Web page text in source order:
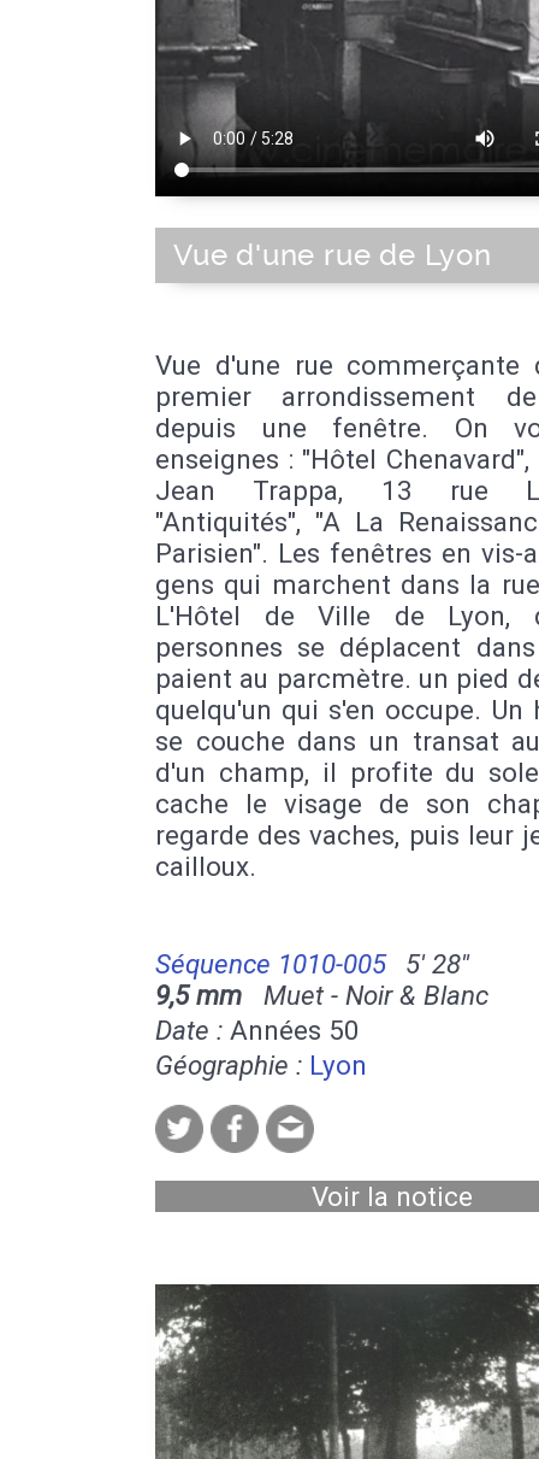
Vue d'une rue de Lyon
Vue d'une rue commerçante
premier arrondissement
depuis une fenêtre. On
enseignes : "Hôtel Chenavard",
Jean Trappa, 13 rue
"Antiquités", "A La
Parisien". Les fenêtres en vis-
gens qui marchent dans la
L'Hôtel de Ville de Lyon,
personnes se déplacent
paient au parcmètre. un pied
quelqu'un qui s'en occupe. Un
se couche dans un transat
d'un champ, il profite du
cache le visage de son
regarde des vaches, puis leur
cailloux.
Séquence 1010-005
5' 28''
9,5 mm Muet - Noir & Blanc
Date : Années 50
Géographie : Lyon
Voir la notice